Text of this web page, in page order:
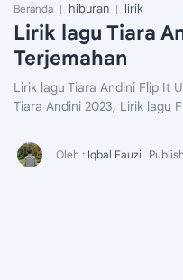
Beranda hiburan lirik
Lirik lagu Tiara
Terjemahan
Lirik lagu Tiara Andini Flip It
Tiara Andini 2023, Lirik lagu